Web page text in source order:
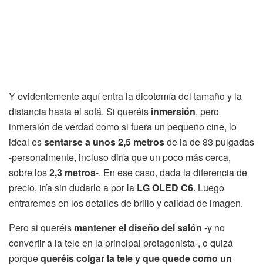
Y evidentemente aquí entra la dicotomía del tamaño y la
distancia hasta el sofá. Si queréis inmersión, pero
inmersión de verdad como si fuera un pequeño cine, lo
ideal essentarse a unos 2,5 metrosde la de 83 pulgadas
-personalmente, incluso diría que un poco más cerca,
sobre los2,3 metros-. En ese caso, dada la diferencia de
precio, iría sin dudarlo a por la LG OLED C6. Luego
entraremos en los detalles de brillo y calidad de imagen.
Pero si queréis mantener el diseño del salón -y no
convertir a la tele en la principal protagonista-, o quizá
porquequeréis colgar la tele y que quede como un